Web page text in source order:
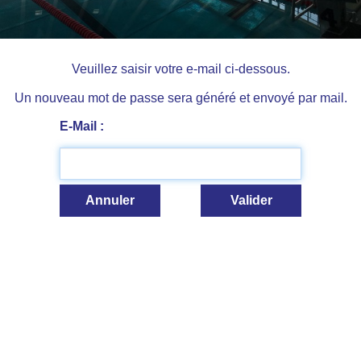
Veuillez saisir votre e-mail ci-dessous.
Un nouveau mot de passe sera généré et envoyé par mail.
E-Mail :